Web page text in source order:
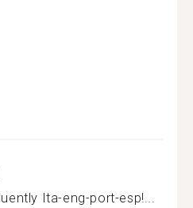
Ita-eng-port-esp!...